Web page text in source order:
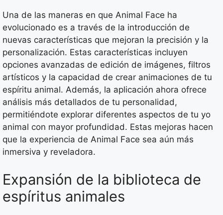
Una de las maneras en que Animal Face ha
evolucionado es a través de la introducción de
nuevas características que mejoran la precisión y la
personalización. Estas características incluyen
opciones avanzadas de edición de imágenes, filtros
artísticos y la capacidad de crear animaciones de tu
espíritu animal. Además, la aplicación ahora ofrece
análisis más detallados de tu personalidad,
permitiéndote explorar diferentes aspectos de tu yo
animal con mayor profundidad. Estas mejoras hacen
que la experiencia de Animal Face sea aún más
inmersiva y reveladora.
Expansión de la biblioteca de
espíritus animales